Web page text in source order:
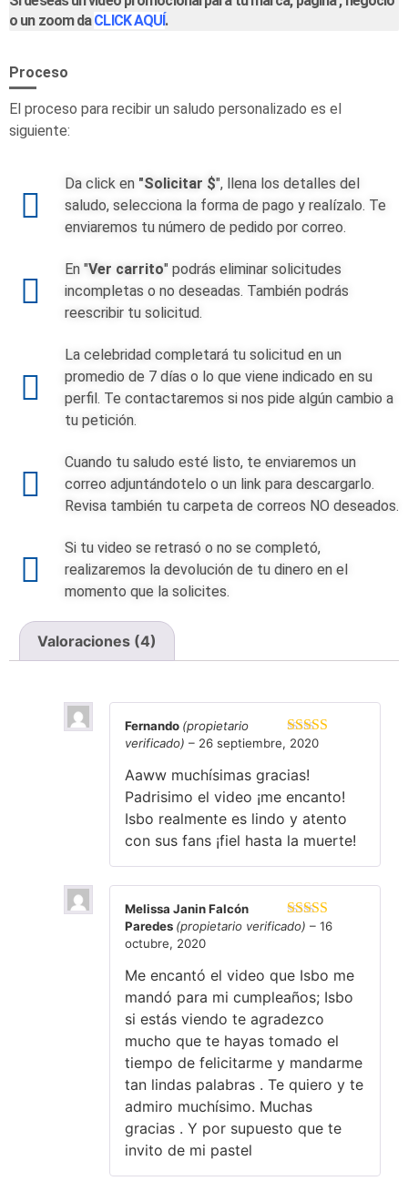
o un zoom daCLICK AQUÍ.
Proceso
El proceso para recibir un saludo personalizado es el
siguiente:
Da click en "Solicitar $", llena los detalles del
saludo, selecciona la forma de pago y realízalo. Te
enviaremos tu número de pedido por correo.
En "Ver carrito" podrás eliminar solicitudes
incompletas o no deseadas. También podrás
reescribir tu solicitud.
La celebridad completará tu solicitud en un
promedio de 7 días o lo que viene indicado en su
perfil. Te contactaremos si nos pide algún cambio a
tu petición.
Cuando tu saludo esté listo, te enviaremos un
correo adjuntándotelo o un link para descargarlo.
Revisa también tu carpeta de correos NO deseados.
Si tu video se retrasó o no se completó,
realizaremos la devolución de tu dinero en el
momento que la solicites.
Valoraciones (4)
Valorado en
Fernando (propietario
verificado) – 26 septiembre, 2020
Aaww muchísimas gracias!
Padrisimo el video ¡me encanto!
Isbo realmente es lindo y atento
con sus fans ¡fiel hasta la muerte!
Valorado en
Melissa Janin Falcón
Paredes (propietario verificado) – 16
octubre, 2020
Me encantó el video que Isbo me
mandó para mi cumpleaños; Isbo
si estás viendo te agradezco
mucho que te hayas tomado el
tiempo de felicitarme y mandarme
tan lindas palabras . Te quiero y te
admiro muchísimo. Muchas
gracias . Y por supuesto que te
invito de mi pastel